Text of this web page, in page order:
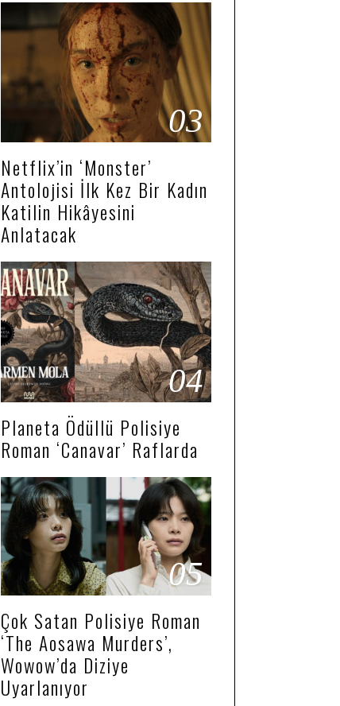
03
Netflix’in ‘Monster’
Antolojisi İlk Kez Bir Kadın
Katilin Hikâyesini
Anlatacak
04
Planeta Ödüllü Polisiye
Roman ‘Canavar’ Raflarda
05
Çok Satan Polisiye Roman
‘The Aosawa Murders’,
Wowow’da Diziye
Uyarlanıyor